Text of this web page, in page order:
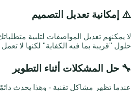
⚠️ إمكانية تعديل التصميم
لا يمكنهم تعديل المواصفات لتلبية
حلول "قريبة بما فيه الكفاية" لكنها لا تعمل
🔧 حل المشكلات أثناء التطوير
عندما تظهر مشاكل تقنية - وهذا يحدث